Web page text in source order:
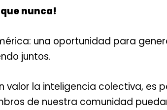
nunca!
una oportunidad para
juntos.
la inteligencia colectiva, es
de nuestra comunidad